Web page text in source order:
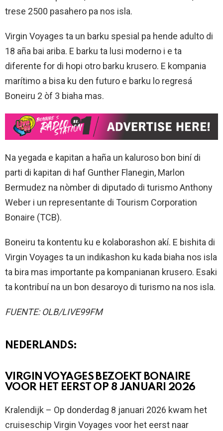
trese 2500 pasahero pa nos isla.
Virgin Voyages ta un barku spesial pa hende adulto di
18 aña bai ariba. E barku ta lusi moderno i e ta
diferente for di hopi otro barku krusero. E kompania
marítimo a bisa ku den futuro e barku lo regresá
Boneiru 2 òf 3 biaha mas.
Na yegada e kapitan a haña un kaluroso bon biní di
parti di kapitan di haf Gunther Flanegin, Marlon
Bermudez na nòmber di diputado di turismo Anthony
Weber i un representante di Tourism Corporation
Bonaire (TCB).
Boneiru ta kontentu ku e kolaborashon akí. E bishita di
Virgin Voyages ta un indikashon ku kada biaha nos isla
ta bira mas importante pa kompanianan krusero. Esaki
ta kontribuí na un bon desaroyo di turismo na nos isla.
FUENTE: OLB/LIVE99FM
NEDERLANDS:
VIRGIN VOYAGES BEZOEKT BONAIRE
VOOR HET EERST OP 8 JANUARI 2026
Kralendijk – Op donderdag 8 januari 2026 kwam het
cruiseschip Virgin Voyages voor het eerst naar